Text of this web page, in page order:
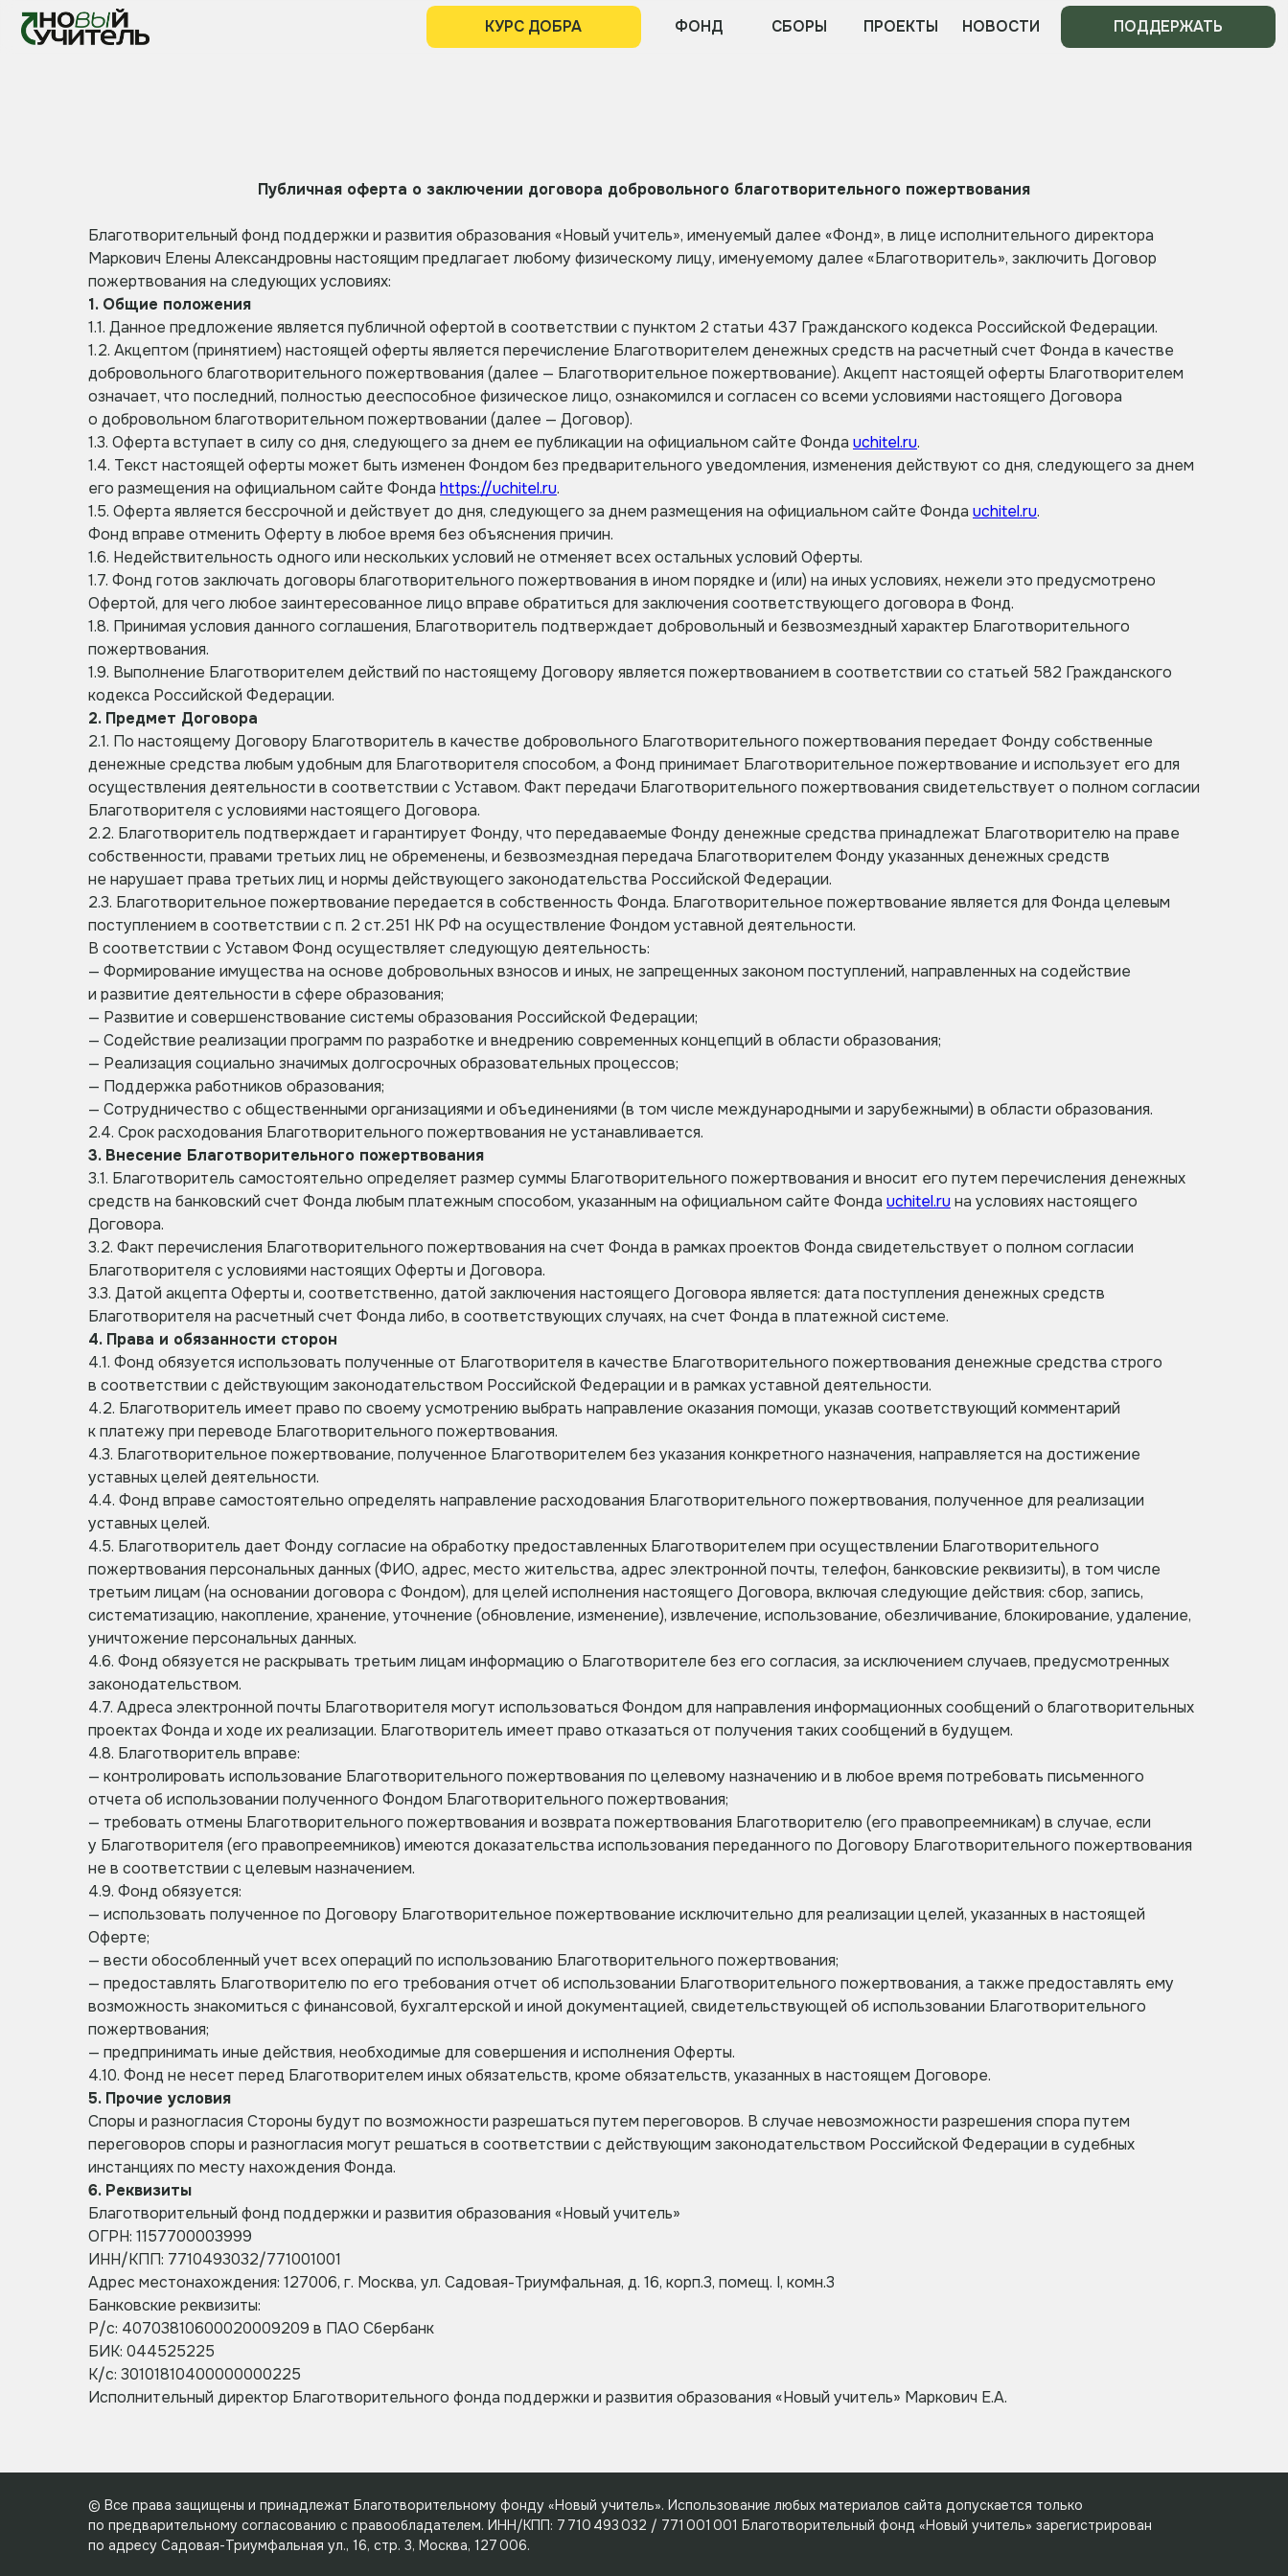
КУРС ДОБРА СБОРЫ ПРОЕКТЫ НОВОСТИ ПОДДЕРЖАТЬ
Публичная оферта о заключении договора добровольного благотворительного пожертвования
Благотворительный фонд поддержки и развития образования «Новый учитель», именуемый далее «Фонд», в лице исполнительного директора
Маркович Елены Александровны настоящим предлагает любому физическому лицу, именуемому далее «Благотворитель», заключить Договор
пожертвования на следующих условиях:
1. Общие положения
1.1. Данное предложение является публичной офертой в соответствии с пунктом 2 статьи 4З7 Гражданского кодекса Российской Федерации.
1.2. Акцептом (принятием) настоящей оферты является перечисление Благотворителем денежных средств на расчетный счет Фонда в качестве
добровольного благотворительного пожертвования (далее — Благотворительное пожертвование). Акцепт настоящей оферты Благотворителем
означает, что последний, полностью дееспособное физическое лицо, ознакомился и согласен со всеми условиями настоящего Договора
о добровольном благотворительном пожертвовании (далее — Договор).
1.3. Оферта вступает в силу со дня, следующего за днем ее публикации на официальном сайте Фонда uchitel.ru.
1.4. Текст настоящей оферты может быть изменен Фондом без предварительного уведомления, изменения действуют со дня, следующего за днем
его размещения на официальном сайте Фонда https://uchitel.ru.
1.5. Оферта является бессрочной и действует до дня, следующего за днем размещения на официальном сайте Фонда uchitel.ru.
Фонд вправе отменить Оферту в любое время без объяснения причин.
1.6. Недействительность одного или нескольких условий не отменяет всех остальных условий Оферты.
1.7. Фонд готов заключать договоры благотворительного пожертвования в ином порядке и (или) на иных условиях, нежели это предусмотрено
Офертой, для чего любое заинтересованное лицо вправе обратиться для заключения соответствующего договора в Фонд.
1.8. Принимая условия данного соглашения, Благотворитель подтверждает добровольный и безвозмездный характер Благотворительного
пожертвования.
1.9. Выполнение Благотворителем действий по настоящему Договору является пожертвованием в соответствии со статьей 582 Гражданского
кодекса Российской Федерации.
2. Предмет Договора
2.1. По настоящему Договору Благотворитель в качестве добровольного Благотворительного пожертвования передает Фонду собственные
денежные средства любым удобным для Благотворителя способом, а Фонд принимает Благотворительное пожертвование и использует его для
осуществления деятельности в соответствии с Уставом. Факт передачи Благотворительного пожертвования свидетельствует о полном согласии
Благотворителя с условиями настоящего Договора.
2.2. Благотворитель подтверждает и гарантирует Фонду, что передаваемые Фонду денежные средства принадлежат Благотворителю на праве
собственности, правами третьих лиц не обременены, и безвозмездная передача Благотворителем Фонду указанных денежных средств
не нарушает права третьих лиц и нормы действующего законодательства Российской Федерации.
2.3. Благотворительное пожертвование передается в собственность Фонда. Благотворительное пожертвование является для Фонда целевым
поступлением в соответствии с п. 2 ст.251 НК РФ на осуществление Фондом уставной деятельности.
В соответствии с Уставом Фонд осуществляет следующую деятельность:
— Формирование имущества на основе добровольных взносов и иных, не запрещенных законом поступлений, направленных на содействие
и развитие деятельности в сфере образования;
— Развитие и совершенствование системы образования Российской Федерации;
— Содействие реализации программ по разработке и внедрению современных концепций в области образования;
— Реализация социально значимых долгосрочных образовательных процессов;
— Поддержка работников образования;
— Сотрудничество с общественными организациями и объединениями (в том числе международными и зарубежными) в области образования.
2.4. Срок расходования Благотворительного пожертвования не устанавливается.
3. Внесение Благотворительного пожертвования
3.1. Благотворитель самостоятельно определяет размер суммы Благотворительного пожертвования и вносит его путем перечисления денежных
средств на банковский счет Фонда любым платежным способом, указанным на официальном сайте Фонда uchitel.ru на условиях настоящего
Договора.
3.2. Факт перечисления Благотворительного пожертвования на счет Фонда в рамках проектов Фонда свидетельствует о полном согласии
Благотворителя с условиями настоящих Оферты и Договора.
3.3. Датой акцепта Оферты и, соответственно, датой заключения настоящего Договора является: дата поступления денежных средств
Благотворителя на расчетный счет Фонда либо, в соответствующих случаях, на счет Фонда в платежной системе.
4. Права и обязанности сторон
4.1. Фонд обязуется использовать полученные от Благотворителя в качестве Благотворительного пожертвования денежные средства строго
в соответствии с действующим законодательством Российской Федерации и в рамках уставной деятельности.
4.2. Благотворитель имеет право по своему усмотрению выбрать направление оказания помощи, указав соответствующий комментарий
к платежу при переводе Благотворительного пожертвования.
4.3. Благотворительное пожертвование, полученное Благотворителем без указания конкретного назначения, направляется на достижение
уставных целей деятельности.
4.4. Фонд вправе самостоятельно определять направление расходования Благотворительного пожертвования, полученное для реализации
уставных целей.
4.5. Благотворитель дает Фонду согласие на обработку предоставленных Благотворителем при осуществлении Благотворительного
пожертвования персональных данных (ФИО, адрес, место жительства, адрес электронной почты, телефон, банковские реквизиты), в том числе
третьим лицам (на основании договора с Фондом), для целей исполнения настоящего Договора, включая следующие действия: сбор, запись,
систематизацию, накопление, хранение, уточнение (обновление, изменение), извлечение, использование, обезличивание, блокирование, удаление,
уничтожение персональных данных.
4.6. Фонд обязуется не раскрывать третьим лицам информацию о Благотворителе без его согласия, за исключением случаев, предусмотренных
законодательством.
4.7. Адреса электронной почты Благотворителя могут использоваться Фондом для направления информационных сообщений о благотворительных
проектах Фонда и ходе их реализации. Благотворитель имеет право отказаться от получения таких сообщений в будущем.
4.8. Благотворитель вправе:
— контролировать использование Благотворительного пожертвования по целевому назначению и в любое время потребовать письменного
отчета об использовании полученного Фондом Благотворительного пожертвования;
— требовать отмены Благотворительного пожертвования и возврата пожертвования Благотворителю (его правопреемникам) в случае, если
у Благотворителя (его правопреемников) имеются доказательства использования переданного по Договору Благотворительного пожертвования
не в соответствии с целевым назначением.
4.9. Фонд обязуется:
— использовать полученное по Договору Благотворительное пожертвование исключительно для реализации целей, указанных в настоящей
Оферте;
— вести обособленный учет всех операций по использованию Благотворительного пожертвования;
— предоставлять Благотворителю по его требования отчет об использовании Благотворительного пожертвования, а также предоставлять ему
возможность знакомиться с финансовой, бухгалтерской и иной документацией, свидетельствующей об использовании Благотворительного
пожертвования;
— предпринимать иные действия, необходимые для совершения и исполнения Оферты.
4.10. Фонд не несет перед Благотворителем иных обязательств, кроме обязательств, указанных в настоящем Договоре.
5. Прочие условия
Споры и разногласия Стороны будут по возможности разрешаться путем переговоров. В случае невозможности разрешения спора путем
переговоров споры и разногласия могут решаться в соответствии с действующим законодательством Российской Федерации в судебных
инстанциях по месту нахождения Фонда.
6. Реквизиты
Благотворительный фонд поддержки и развития образования «Новый учитель»
ОГРН: 1157700003999
ИНН/КПП: 7710493032/771001001
Адрес местонахождения: 127006, г. Москва, ул. Садовая-Триумфальная, д. 16, корп.3, помещ. I, комн.3
Банковские реквизиты:
Р/с: 40703810600020009209 в ПАО Сбербанк
БИК: 044525225
К/с: 30101810400000000225
Исполнительный директор Благотворительного фонда поддержки и развития образования «Новый учитель» Маркович Е.А.
© Все права защищены и принадлежат Благотворительному фонду «Новый учитель». Использование любых материалов сайта допускается только
по предварительному согласованию с правообладателем. ИНН/КПП: 7 710 493 032 / 771 001 001 Благотворительный фонд «Новый учитель» зарегистрирован
по адресу Садовая-Триумфальная ул., 16, стр. 3, Москва, 127 006.